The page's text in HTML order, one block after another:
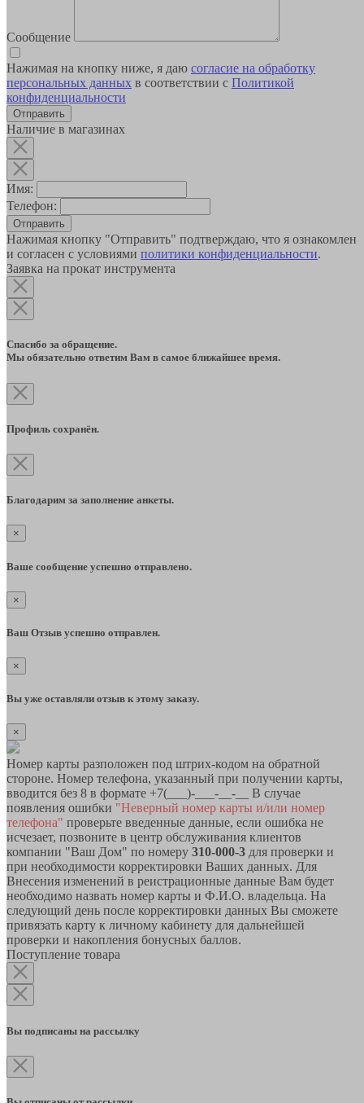
Сообщение
Нажимая на кнопку ниже, я даю согласие на обработку
персональных данных в соответствии с Политикой
конфиденциальности
Наличие в магазинах
Имя:
Телефон:
Отправить
Нажимая кнопку "Отправить" подтверждаю, что я ознакомлен
и согласен с условиями политики конфиденциальности.
Заявка на прокат инструмента
Спасибо за обращение.
Мы обязательно ответим Вам в самое ближайшее время.
Профиль сохранён.
Благодарим за заполнение анкеты.
×
Ваше сообщение успешно отправлено.
×
Ваш Отзыв успешно отправлен.
×
Вы уже оставляли отзыв к этому заказу.
×
Номер карты разположен под штрих-кодом на обратной
стороне. Номер телефона, указанный при получении карты,
вводится без 8 в формате +7(___)-___-__-__ В случае
появления ошибки "Неверный номер карты и/или номер
телефона" проверьте введенные данные, если ошибка не
исчезает, позвоните в центр обслуживания клиентов
компании "Ваш Дом" по номеру 310-000-3 для проверки и
при необходимости корректировки Ваших данных. Для
Внесения изменений в реистрационные данные Вам будет
необходимо назвать номер карты и Ф.И.О. владельца. На
следующий день после корректировки данных Вы сможете
привязать карту к личному кабинету для дальнейшей
проверки и накопления бонусных баллов.
Поступление товара
Вы подписаны на рассылку